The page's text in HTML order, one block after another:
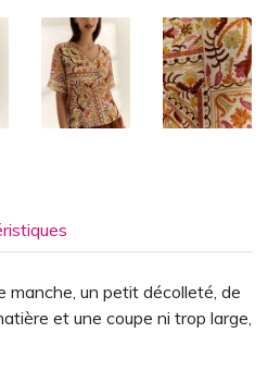
manche, un petit décolleté, de
et une coupe ni trop large,